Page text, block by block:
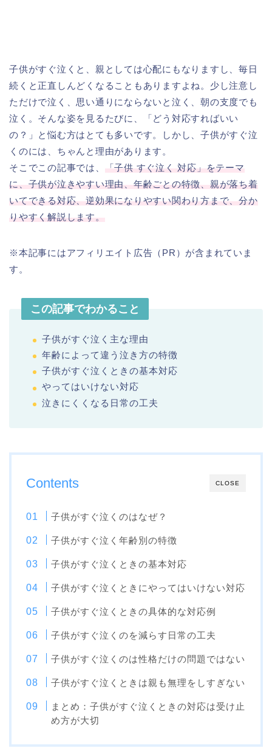
子供がすぐ泣くと、親としては心配にもなりますし、毎日
続くと正直しんどくなることもありますよね。少し注意し
ただけで泣く、思い通りにならないと泣く、朝の支度でも
泣く。そんな姿を見るたびに、「どう対応すればいい
の？」と悩む方はとても多いです。しかし、子供がすぐ泣
くのには、ちゃんと理由があります。
そこでこの記事では、
「子供 すぐ泣く 対応」をテーマ
に、子供が泣きやすい理由、年齢ごとの特徴、親が落ち着
いてできる対応、逆効果になりやすい関わり方まで、分か
りやすく解説します。
※本記事にはアフィリエイト広告（PR）が含まれていま
す。
この記事でわかること
子供がすぐ泣く主な理由
年齢によって違う泣き方の特徴
子供がすぐ泣くときの基本対応
やってはいけない対応
泣きにくくなる日常の工夫
CLOSE
Contents
子供がすぐ泣くのはなぜ？
子供がすぐ泣く年齢別の特徴
子供がすぐ泣くときの基本対応
子供がすぐ泣くときにやってはいけない対応
子供がすぐ泣くときの具体的な対応例
子供がすぐ泣くのを減らす日常の工夫
子供がすぐ泣くのは性格だけの問題ではない
子供がすぐ泣くときは親も無理をしすぎない
まとめ：子供がすぐ泣くときの対応は受け止
め方が大切